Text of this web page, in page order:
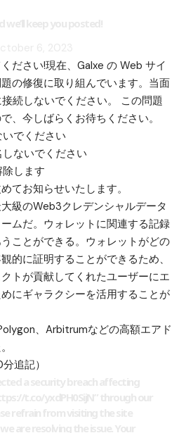
ださい!現在、Galxe の Web サイ
の修復に取り組んでいます。当面
続しないでください。 この問題
、今しばらくお待ちください。
でください
ないでください
します
てお知らせいたします。
級のWeb3クレデンシャルデータ
ムだ。ウォレットに関連する記録
ことができる。ウォレットがどの
的に証明することができるため、
トが貢献してくれたユーザーにエ
にギャラクシーを活用することが
、Arbitrumなどの高額エアド
追記）